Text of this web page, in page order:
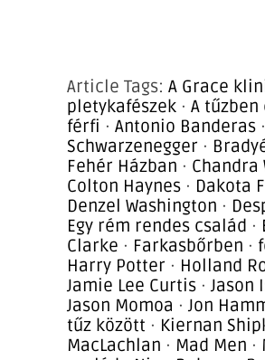
Article Tags: A Grace
pletykafészek · A tűzben
férfi · Antonio Banderas ·
Schwarzenegger ·
Fehér Házban · Chandra
Colton Haynes · Dakota
Denzel Washington ·
Egy rém rendes család ·
Clarke · Farkasbőrben ·
Harry Potter · Holland
Jamie Lee Curtis · Jason
Jason Momoa · Jon
tűz között · Kiernan
MacLachlan · Mad Men ·